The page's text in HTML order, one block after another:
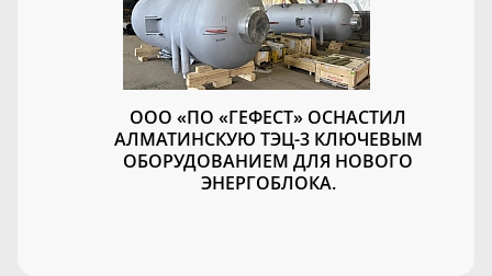
ООО «ПО «ГЕФЕСТ» ОСНАСТИЛ
АЛМАТИНСКУЮ ТЭЦ-3 КЛЮЧЕВЫМ
ОБОРУДОВАНИЕМ ДЛЯ НОВОГО
ЭНЕРГОБЛОКА.